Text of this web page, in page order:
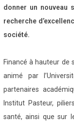
donner un nouveau
recherche
société.
Financé à hauteur de
animé par
partenaires
Institut Pasteur,
santé, ainsi que sur